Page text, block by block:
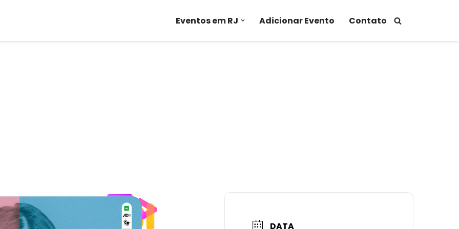
Eventos em RJ Adicionar Evento Contato
DATA